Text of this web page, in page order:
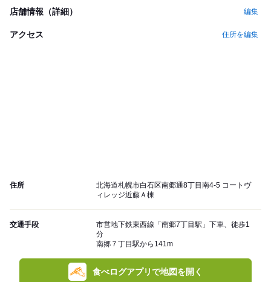
店舗情報（詳細） 編集
アクセス 住所を編集
住所
北海道札幌市白石区南郷通8丁目南4-5 コートヴ
ィレッジ近藤Ａ棟
交通手段
市営地下鉄東西線「南郷7丁目駅」下車、徒歩1
分
南郷７丁目駅から141m
食べログアプリで地図を開く